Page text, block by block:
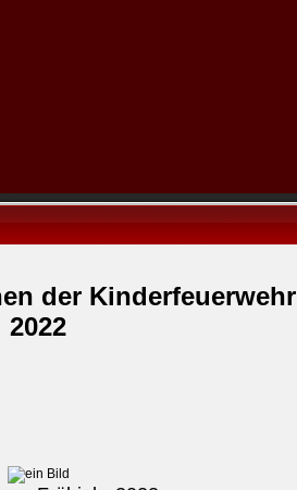
der Kinderfeuerwehr
2022